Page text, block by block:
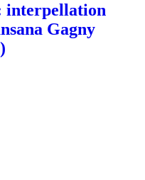
interpellation
Gagny